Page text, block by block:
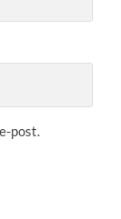
post.